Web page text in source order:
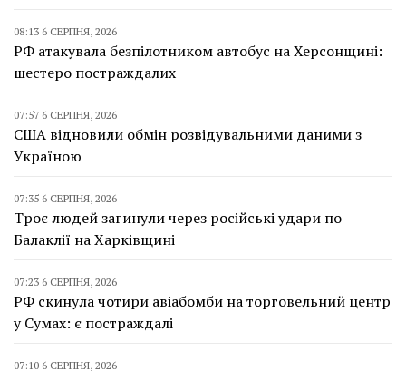
08:13 6 СЕРПНЯ, 2026
РФ атакувала безпілотником автобус на Херсонщині:
шестеро постраждалих
07:57 6 СЕРПНЯ, 2026
США відновили обмін розвідувальними даними з
Україною
07:35 6 СЕРПНЯ, 2026
Троє людей загинули через російські удари по
Балаклії на Харківщині
07:23 6 СЕРПНЯ, 2026
РФ скинула чотири авіабомби на торговельний центр
у Сумах: є постраждалі
07:10 6 СЕРПНЯ, 2026